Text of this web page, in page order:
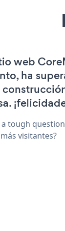
web
ha
tough
visitantes?